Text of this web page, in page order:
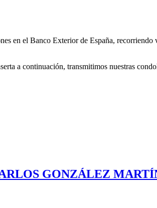
en el Banco Exterior de España,
a continuación, transmitimos nuestras
GONZÁLEZ